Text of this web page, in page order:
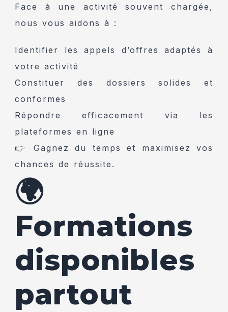
Face à une activité souvent chargée,
nous vous aidons à :
Identifier les appels d’offres adaptés à
votre activité
Constituer des dossiers solides et
conformes
Répondre efficacement via les
plateformes en ligne
👉 Gagnez du temps et maximisez vos
chances de réussite.
🌍
Formations
disponibles
partout